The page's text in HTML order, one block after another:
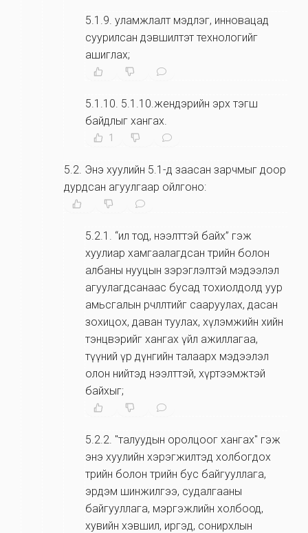
5.1.9. уламжлалт мэдлэг, инновацад
суурилсан дэвшилтэт технологийг
ашиглах;
5.1.10. 5.1.10.жендэрийн эрх тэгш
байдлыг хангах.
1
5.2. Энэ хуулийн 5.1-д заасан зарчмыг доор
дурдсан агуулгаар ойлгоно:
5.2.1 . “ил тод, нээлттэй байх” гэж
хуулиар хамгаалагдсан төрийн болон
албаны нууцын зэрэглэлтэй мэдээлэл
агуулагдсанаас бусад тохиолдолд уур
амьсгалын өөрчлөлтийг сааруулах, дасан
зохицох, даван туулах, хүлэмжийн хийн
тэнцвэрийг хангах үйл ажиллагаа,
түүний үр дүнгийн талаарх мэдээлэл
олон нийтэд нээлттэй, хүртээмжтэй
байхыг;
5.2.2. "талуудын оролцоог хангах" гэж
энэ хуулийн хэрэгжилтэд холбогдох
төрийн болон төрийн бус байгууллага,
эрдэм шинжилгээ, судалгааны
байгууллага, мэргэжлийн холбоод,
хувийн хэвшил, иргэд, сонирхлын